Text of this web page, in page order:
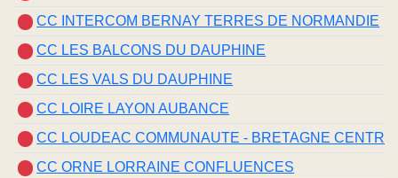
CC INTERCOM BERNAY TERRES DE NORMANDIE
CC LES BALCONS DU DAUPHINE
CC LES VALS DU DAUPHINE
CC LOIRE LAYON AUBANCE
CC LOUDEAC COMMUNAUTE - BRETAGNE CENTRE
CC ORNE LORRAINE CONFLUENCES